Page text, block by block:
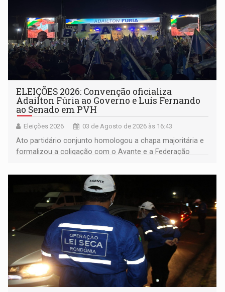
ELEIÇÕES 2026: Convenção oficializa
Adailton Fúria ao Governo e Luís Fernando
ao Senado em PVH
Eleições 2026 03 de Agosto de 2026 às 16:43
Ato partidário conjunto homologou a chapa majoritária e
formalizou a coligação com o Avante e a Federação
eleitores por saúde, limpeza pública e educação